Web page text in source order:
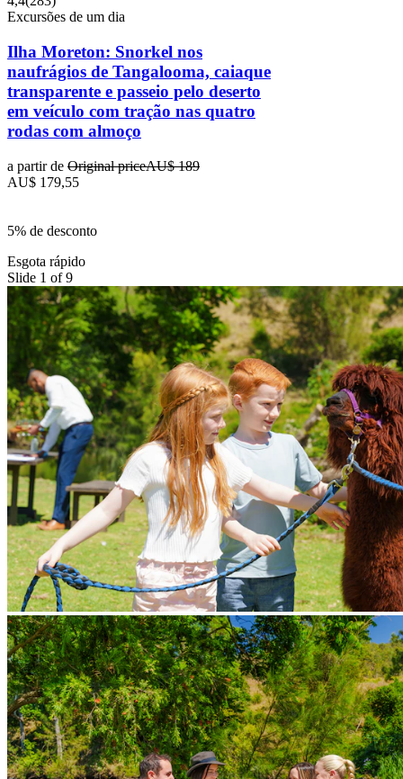
Excursões de um dia
Ilha Moreton: Snorkel nos
naufrágios de Tangalooma, caiaque
transparente e passeio pelo deserto
em veículo com tração nas quatro
rodas com almoço
a partir de Original priceAU$ 189
AU$ 179,55
5% de desconto
Esgota rápido
Slide 1 of 9